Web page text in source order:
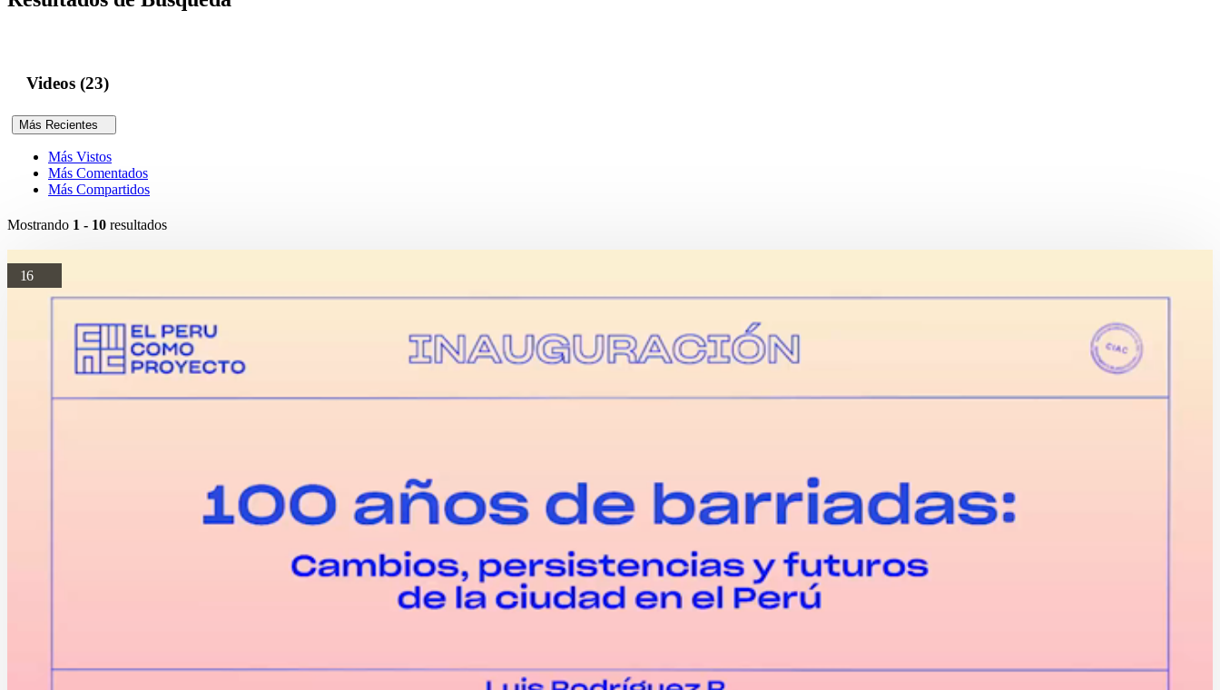
Videos (23)
Más Recientes
Más Vistos
Más Comentados
Más Compartidos
Mostrando 1 - 10 resultados
16